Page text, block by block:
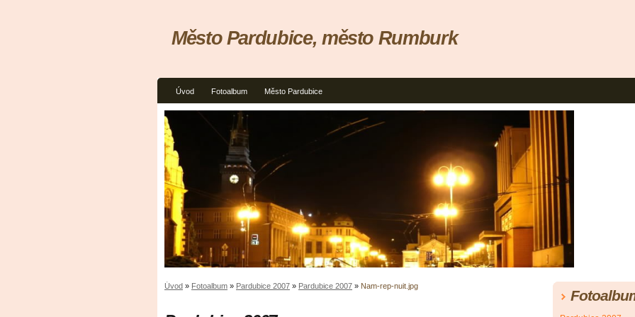
Úvod Fotoalbum Město Pardubice
Město Pardubice, město Rumburk
Úvod » Fotoalbum » Pardubice 2007 » Pardubice 2007 » Nam-rep-nuit.jpg